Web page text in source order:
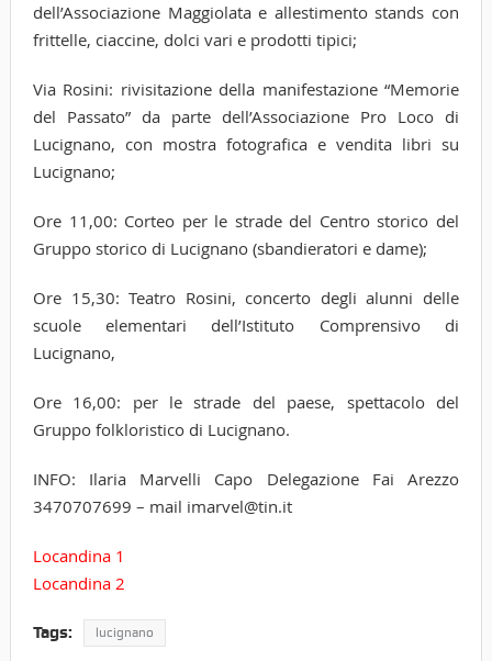
dell’Associazione Maggiolata e allestimento stands con
frittelle, ciaccine, dolci vari e prodotti tipici;
Via Rosini: rivisitazione della manifestazione “Memorie
del Passato” da parte dell’Associazione Pro Loco di
Lucignano, con mostra fotografica e vendita libri su
Lucignano;
Ore 11,00: Corteo per le strade del Centro storico del
Gruppo storico di Lucignano (sbandieratori e dame);
Ore 15,30: Teatro Rosini, concerto degli alunni delle
scuole elementari dell’Istituto Comprensivo di
Lucignano,
Ore 16,00: per le strade del paese, spettacolo del
Gruppo folkloristico di Lucignano.
INFO: Ilaria Marvelli Capo Delegazione Fai Arezzo
3470707699 – mail imarvel@tin.it
Locandina 1
Locandina 2
Tags: lucignano